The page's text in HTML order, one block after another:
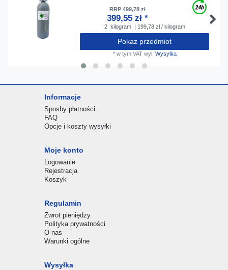
RRP 499,78 zł
399,55 zł *
2 kilogram | 199,78 zł / kilogram
Pokaz przedmiot
* w tym VATwyl. Wysylka
Informacje
Sposby płatności
FAQ
Opcje i koszty wysyłki
Moje konto
Logowanie
Rejestracja
Koszyk
Regulamin
Zwrot pieniędzy
Polityka prywatności
O nas
Warunki ogólne
Wysyłka